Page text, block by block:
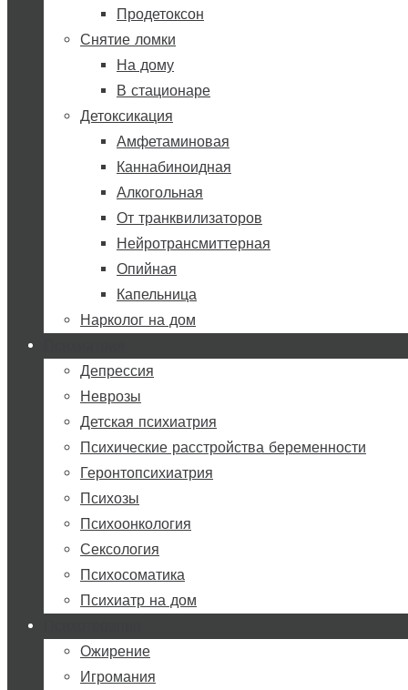
Продетоксон
Снятие ломки
На дому
В стационаре
Детоксикация
Амфетаминовая
Каннабиноидная
Алкогольная
От транквилизаторов
Нейротрансмиттерная
Опийная
Капельница
Нарколог на дом
Депрессия
Неврозы
Детская психиатрия
Психические расстройства беременности
Геронтопсихиатрия
Психозы
Психоонкология
Сексология
Психосоматика
Психиатр на дом
Ожирение
Игромания